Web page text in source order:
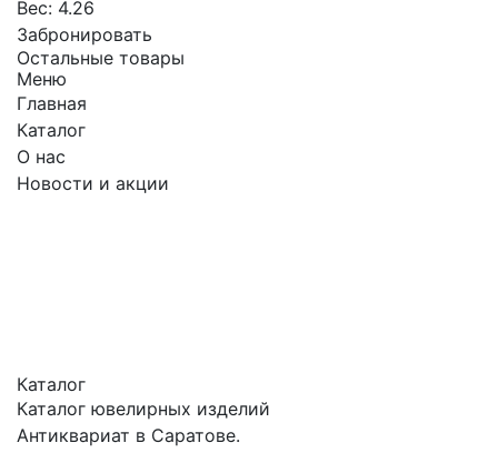
Вес: 4.26
Забронировать
Остальные товары
Меню
Главная
Каталог
О нас
Новости и акции
Каталог
Каталог ювелирных изделий
Антиквариат в Саратове.